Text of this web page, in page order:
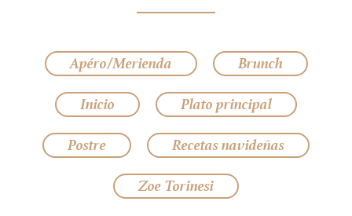
Apéro/Merienda
Brunch
Inicio
Plato principal
Postre
Recetas navideñas
Zoe Torinesi